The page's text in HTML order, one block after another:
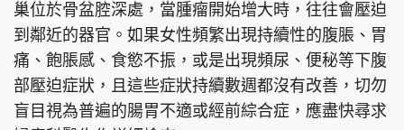
巢位於骨盆腔深處，當腫瘤開始增大時，往往會壓迫
到鄰近的器官。如果女性頻繁出現持續性的腹脹、胃
痛、飽脹感、食慾不振，或是出現頻尿、便秘等下腹
部壓迫症狀，且這些症狀持續數週都沒有改善，切勿
盲目視為普遍的腸胃不適或經前綜合症，應盡快尋求